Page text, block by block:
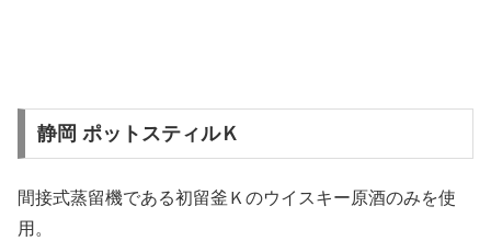
静岡 ポットスティルＫ
間接式蒸留機である初留釜Ｋのウイスキー原酒のみを使
用。